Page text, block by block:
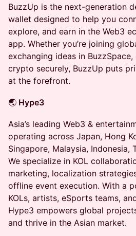
BuzzUp is the next-generation
wallet designed to help you
explore, and earn in the Web3
app. Whether you’re joining
exchanging ideas in
crypto securely, BuzzUp puts
at the forefront.
🌏 Hype3
Asia’s leading Web3 &
operating across Japan, Hong
Singapore, Malaysia, Indonesia,
We specialize in KOL
marketing, localization
offline event execution. With a
KOLs, artists, eSports teams,
Hype3 empowers global
and thrive in the Asian market.